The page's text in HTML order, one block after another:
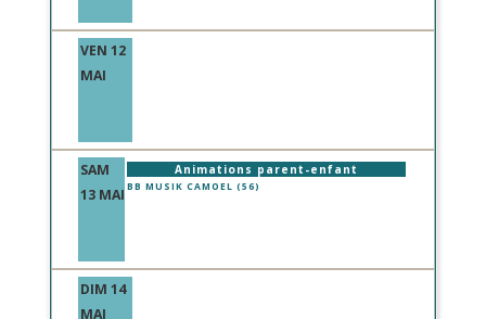
VEN 12
MAI
SAM
13 MAI
Animations parent-enfant
BB MUSIK CAMOEL (56)
DIM 14
MAI